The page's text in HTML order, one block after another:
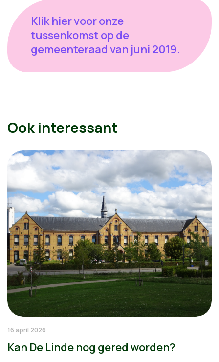
Klik hier voor onze
tussenkomst op de
gemeenteraad van juni 2019.
Ook interessant
16 april 2026
Kan De Linde nog gered worden?